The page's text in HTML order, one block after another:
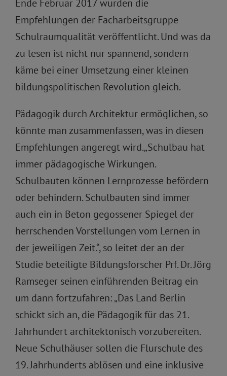
Ende Februar 2017 wurden die
Empfehlungen der Facharbeitsgruppe
Schulraumqualität veröffentlicht. Und was da
zu lesen ist nicht nur spannend, sondern
käme bei einer Umsetzung einer kleinen
bildungspolitischen Revolution gleich.
Pädagogik durch Architektur ermöglichen, so
könnte man zusammenfassen, was in diesen
Empfehlungen angeregt wird.„Schulbau hat
immer pädagogische Wirkungen.
Schulbauten können Lernprozesse befördern
oder behindern. Schulbauten sind immer
auch ein in Beton gegossener Spiegel der
herrschenden Vorstellungen vom Lernen in
der jeweiligen Zeit.“, so leitet der an der
Studie beteiligte Bildungsforscher Prf. Dr. Jörg
Ramseger seinen einführenden Beitrag ein
um dann fortzufahren: „Das Land Berlin
schickt sich an, die Pädagogik für das 21.
Jahrhundert architektonisch vorzubereiten.
Neue Schulhäuser sollen die Flurschule des
19. Jahrhunderts ablösen und eine inklusive